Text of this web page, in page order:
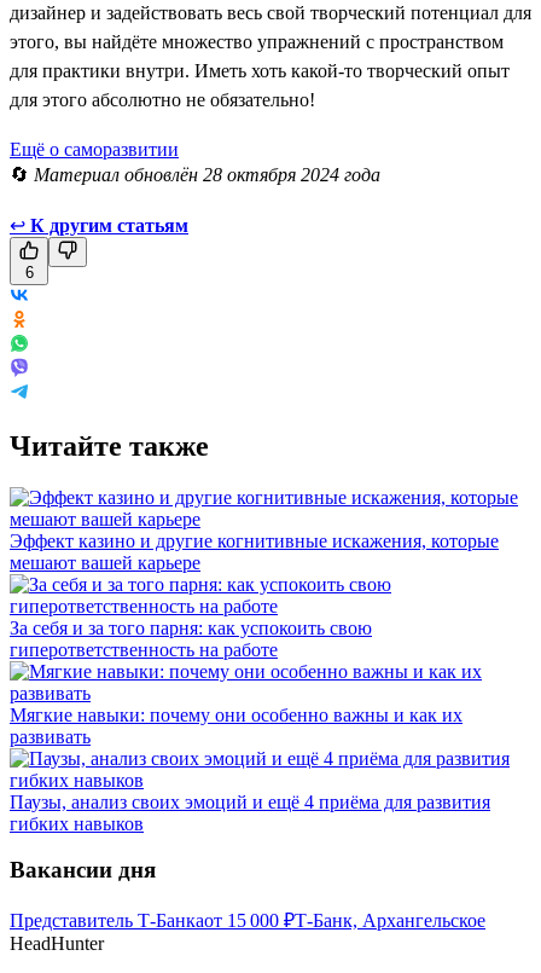
дизайнер и задействовать весь свой творческий потенциал для
этого, вы найдёте множество упражнений с пространством
для практики внутри. Иметь хоть какой-то творческий опыт
для этого абсолютно не обязательно!
Ещё о саморазвитии
🔄 Материал обновлён 28 октября 2024 года
↩ К другим статьям
6
Читайте также
Эффект казино и другие когнитивные искажения, которые
мешают вашей карьере
За себя и за того парня: как успокоить свою
гиперответственность на работе
Мягкие навыки: почему они особенно важны и как их
развивать
Паузы, анализ своих эмоций и ещё 4 приёма для развития
гибких навыков
Вакансии дня
Представитель Т-Банкаот 15 000 ₽Т-Банк, Архангельское
HeadHunter